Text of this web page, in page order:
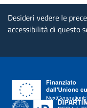
Desideri vedere le
accessibilità di questo